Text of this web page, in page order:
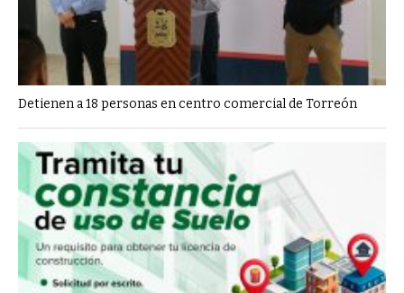
Detienen a 18 personas en centro comercial de Torreón